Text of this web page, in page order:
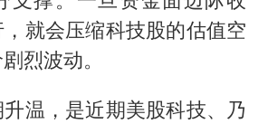
就会压缩科技股的估值空
烈波动。
温，是近期美股科技、乃